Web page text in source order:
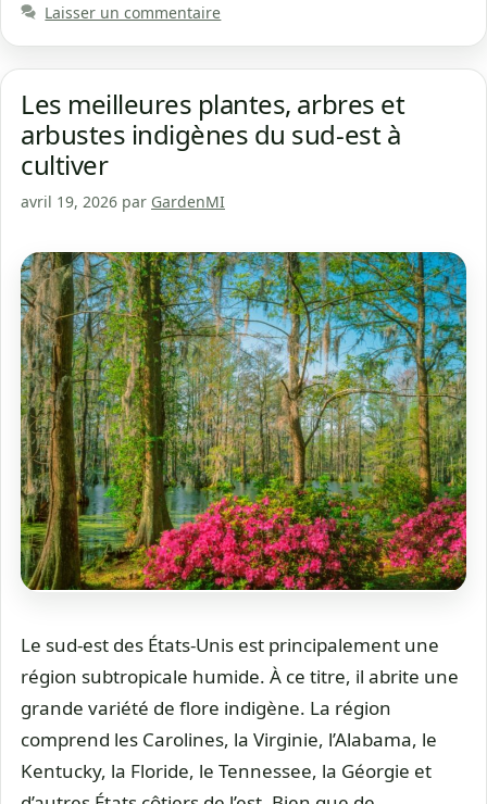
Laisser un commentaire
Les meilleures plantes, arbres et
arbustes indigènes du sud-est à
cultiver
avril 19, 2026 par GardenMI
Le sud-est des États-Unis est principalement une
région subtropicale humide. À ce titre, il abrite une
grande variété de flore indigène. La région
comprend les Carolines, la Virginie, l’Alabama, le
Kentucky, la Floride, le Tennessee, la Géorgie et